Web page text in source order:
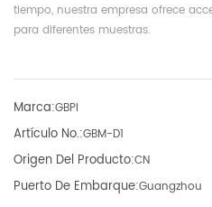
tiempo, nuestra empresa ofrece
para diferentes muestras.
Marca:GBPI
Artículo No.:GBM-D1
Origen Del Producto:CN
Puerto De Embarque:Guangzhou